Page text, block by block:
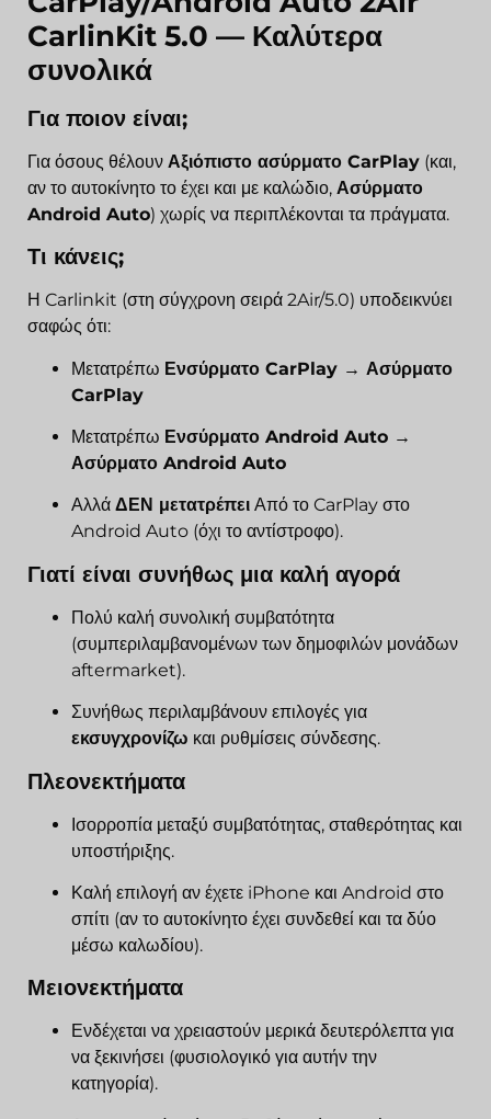
CarlinKit 5.0 — Καλύτερα
συνολικά
Για ποιον είναι;
Για όσους θέλουν Αξιόπιστο ασύρματο CarPlay (και,
αν το αυτοκίνητο το έχει και με καλώδιο, Ασύρματο
Android Auto) χωρίς να περιπλέκονται τα πράγματα.
Τι κάνεις;
Η Carlinkit (στη σύγχρονη σειρά 2Air/5.0) υποδεικνύει
σαφώς ότι:
Μετατρέπω Ενσύρματο CarPlay → Ασύρματο
CarPlay
Μετατρέπω Ενσύρματο Android Auto →
Ασύρματο Android Auto
Αλλά ΔΕΝ μετατρέπει Από το CarPlay στο
Android Auto (όχι το αντίστροφο).
Γιατί είναι συνήθως μια καλή αγορά
Πολύ καλή συνολική συμβατότητα
(συμπεριλαμβανομένων των δημοφιλών μονάδων
aftermarket).
Συνήθως περιλαμβάνουν επιλογές για
εκσυγχρονίζω και ρυθμίσεις σύνδεσης.
Πλεονεκτήματα
Ισορροπία μεταξύ συμβατότητας, σταθερότητας και
υποστήριξης.
Καλή επιλογή αν έχετε iPhone και Android στο
σπίτι (αν το αυτοκίνητο έχει συνδεθεί και τα δύο
μέσω καλωδίου).
Μειονεκτήματα
Ενδέχεται να χρειαστούν μερικά δευτερόλεπτα για
να ξεκινήσει (φυσιολογικό για αυτήν την
κατηγορία).